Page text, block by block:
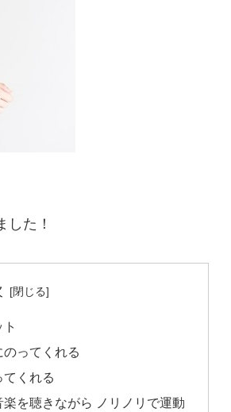
た！
ってくれる
てくれる
楽を聴きながら ノリノリで運動